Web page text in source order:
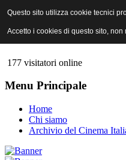
ANICA | Associazione
177 visitatori online
Menu Principale
Home
Chi siamo
Archivio del Cinema
Questo sito utilizza cookie tecnici
Accetto i cookies di questo sito, non
Questo sito utilizza cookie tecnici
Accetto i cookies di questo sito, non